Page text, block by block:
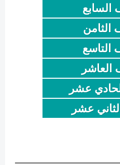
السابع
الثامن
التاسع
العاشر
عشر
عشر